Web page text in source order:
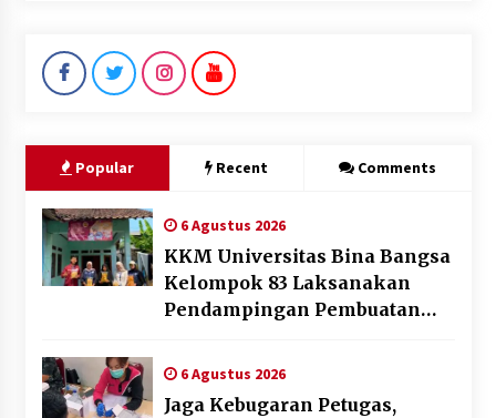
Popular Recent Comments
6 Agustus 2026
KKM Universitas Bina Bangsa
Kelompok 83 Laksanakan
Pendampingan Pembuatan
Memperkuat Pemasaran
UMKM di Desa Cempaka
6 Agustus 2026
Jaga Kebugaran Petugas,